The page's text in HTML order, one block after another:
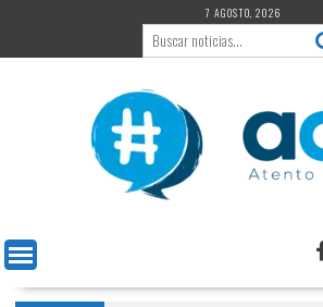
contenido
7 AGOSTO, 2026